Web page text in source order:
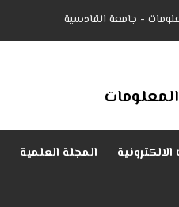
- جامعة القادسية
المجلة العلمية